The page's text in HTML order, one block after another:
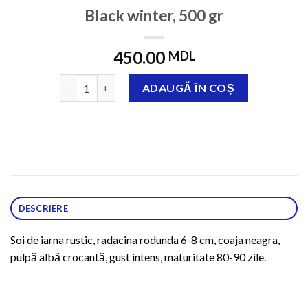
Black winter, 500 gr
450.00 MDL
Cantitate Black winter, 500 gr
ADAUGĂ ÎN COȘ
DESCRIERE
Soi de iarna rustic, radacina rodunda 6-8 cm, coaja neagra,
pulpă albă crocantă, gust intens, maturitate 80-90 zile.